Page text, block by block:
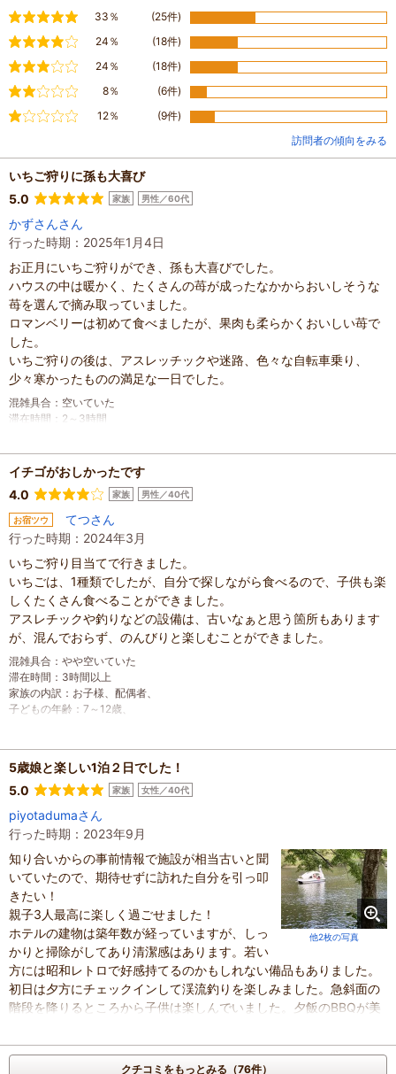
満足33％ (25件)
やや満足
24％ (18件)
普通24％ (18件)
やや不満
8％ (6件)
不満12％
(9件)
訪問者の傾向をみる
いちご狩りに孫も大喜び
5.0
家族 男性／60代
かずさんさん
行った時期：2025年1月4日
お正月にいちご狩りができ、孫も大喜びでした。
ハウスの中は暖かく、たくさんの苺が成ったなかからおいしそうな
苺を選んで摘み取っていました。
ロマンベリーは初めて食べましたが、果肉も柔らかくおいしい苺で
した。
いちご狩りの後は、アスレッチックや迷路、色々な自転車乗り、
少々寒かったものの満足な一日でした。
混雑具合 ： 空いていた
滞在時間 ： 2～3時間
子どもの年齢：7～12歳、
人数：3人～5人
投稿日
：2025年1月7日
イチゴがおしかったです
4.0
家族 男性／40代
お宿ツウ
てつさん
行った時期：2024年3月
いちご狩り目当てで行きました。
いちごは、1種類でしたが、自分で探しながら食べるので、子供も楽
しくたくさん食べることができました。
アスレチックや釣りなどの設備は、古いなぁと思う箇所もあります
が、混んでおらず、のんびりと楽しむことができました。
混雑具合 ： やや空いていた
滞在時間 ： 3時間以上
家族の内訳 ： お子様、 配偶者、
子どもの年齢 ： 7～12歳、
5歳娘と楽しい1泊２日でした！
5.0
家族 女性／40代
piyotadumaさん
行った時期：2023年9月
他2枚の写真
知り合いからの事前情報で施設が相当古いと聞
いていたので、期待せずに訪れた自分を引っ叩
きたい！
親子3人最高に楽しく過ごせました！
ホテルの建物は築年数が経っていますが、しっ
かりと掃除がしてあり清潔感はあります。若い
方には昭和レトロで好感持てるのかもしれない備品もありました。
初日は夕方にチェックインして渓流釣りを楽しみました。急斜面の
階段を降りるところから子供は楽しんでいました。夕飯のBBQが美
うですが、牛ハラミは丁寧に処理され柔らかくてジューシー。猪肉
は臭みなく脂が甘い。クチコミをもっとみる（76件）